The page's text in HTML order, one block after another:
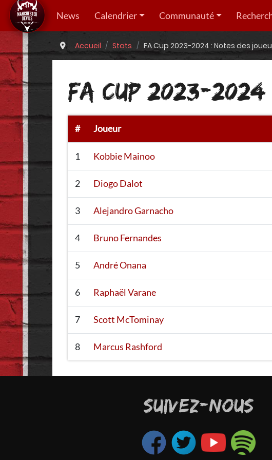
News Calendrier Communauté
Accueil Stats FA Cup 2023-2024 : Notes des
FA CUP 2023-2024
# Joueur
1 Kobbie Mainoo
2 Diogo Dalot
3 Alejandro Garnacho
4 Bruno Fernandes
5 André Onana
6 Raphaël Varane
7 Scott McTominay
8 Marcus Rashford
SUIVEZ-NOUS